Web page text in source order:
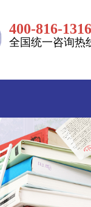
400-816-1316
全国统一咨询热